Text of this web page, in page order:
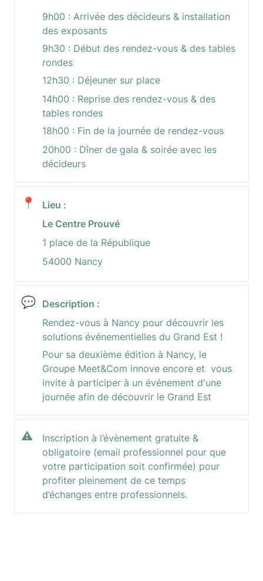
9h00 : Arrivée des décideurs & installation
des exposants
9h30 : Début des rendez-vous & des tables
rondes
12h30 : Déjeuner sur place
14h00 : Reprise des rendez-vous & des
tables rondes
18h00 : Fin de la journée de rendez-vous
20h00 : Dîner de gala & soirée avec les
décideurs
📍
Lieu :
Le Centre Prouvé
1 place de la République
54000 Nancy
💬
Description :
Rendez-vous à Nancy pour découvrir les
solutions événementielles du Grand Est !
Pour sa deuxième édition à Nancy, le
Groupe Meet&Com innove encore et  vous
invite à participer à un événement d'une
journée afin de découvrir le Grand Est
⚠️
Inscription à l’évènement gratuite &
obligatoire (email professionnel pour que
votre participation soit confirmée) pour
profiter pleinement de ce temps
d’échanges entre professionnels.